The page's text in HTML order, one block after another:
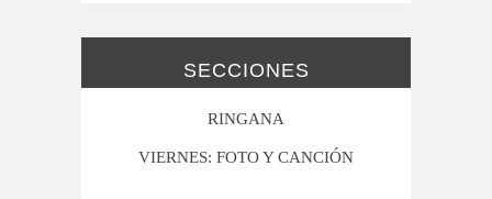
SECCIONES
RINGANA
VIERNES: FOTO Y CANCIÓN